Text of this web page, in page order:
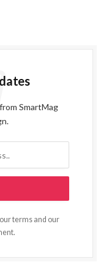
SmartMag
terms and our